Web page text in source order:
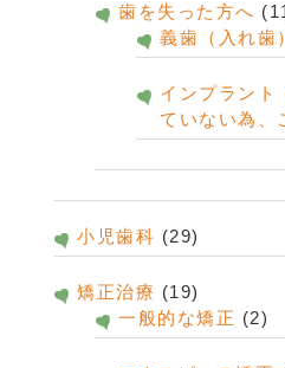
歯を失った方へ
義歯（入れ歯）
インプラント
ていない為、
小児歯科 (29)
矯正治療 (19)
一般的な矯正 (2)